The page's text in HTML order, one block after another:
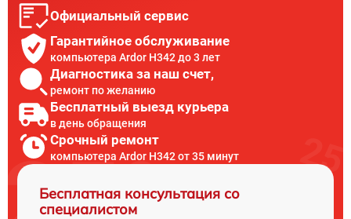
Официальный сервис
Гарантийное обслуживание
компьютера Ardor H342 до 3 лет
Диагностика за наш счет,
ремонт по желанию
Бесплатный выезд курьера
в день обращения
Срочный ремонт
компьютера Ardor H342 от 35 минут
Бесплатная консультация со
специалистом